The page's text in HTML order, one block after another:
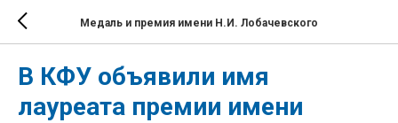
Медаль и премия имени Н.И. Лобачевского
В КФУ объявили имя
лауреата премии имени